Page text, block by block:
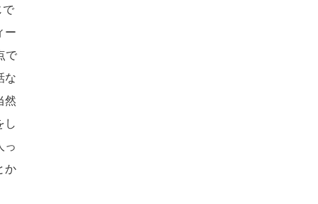
で
ー
で
な
然
し
っ
か